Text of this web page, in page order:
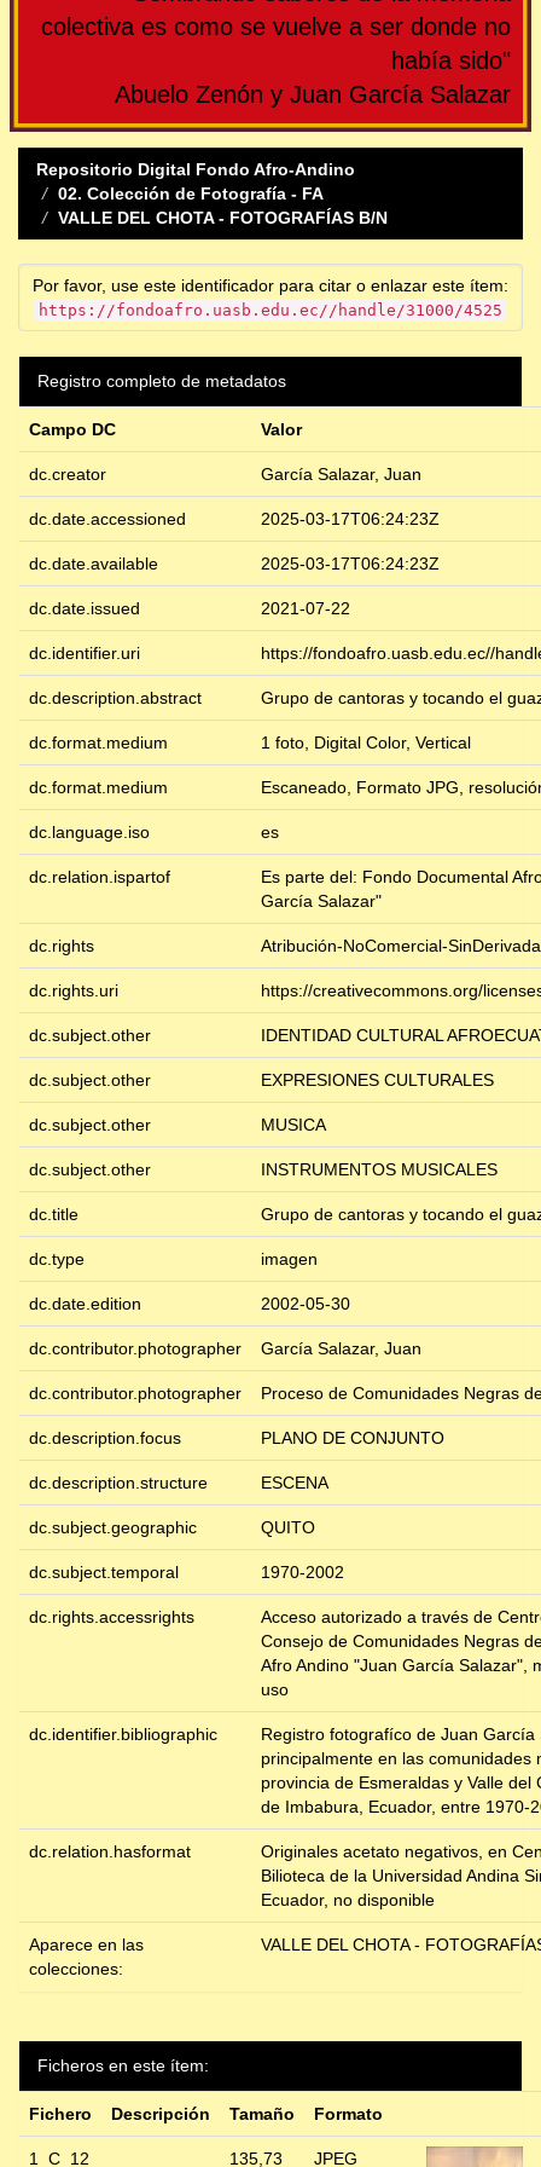
colectiva es como se vuelve a ser donde no
había sido"
Abuelo Zenón y Juan García Salazar
Repositorio Digital Fondo Afro-Andino
02. Colección de Fotografía - FA
VALLE DEL CHOTA - FOTOGRAFÍAS B/N
Por favor, use este identificador para citar o enlazar este ítem:
https://fondoafro.uasb.edu.ec//handle/31000/4525
Registro completo de metadatos
Campo DC Valor
dc.creator García Salazar, Juan
dc.date.accessioned 2025-03-17T06:24:23Z
dc.date.available 2025-03-17T06:24:23Z
dc.date.issued 2021-07-22
dc.identifier.uri https://fondoafro.uasb.edu.ec//
dc.description.abstract Grupo de cantoras y tocando el
dc.format.medium 1 foto, Digital Color, Vertical
dc.format.medium Escaneado, Formato JPG,
dc.language.iso es
dc.relation.ispartof
Es parte del: Fondo Documental
García Salazar"
dc.rights Atribución-NoComercial-
dc.rights.uri https://creativecommons.org/
dc.subject.other IDENTIDAD CULTURAL
dc.subject.other EXPRESIONES CULTURALES
dc.subject.other MUSICA
dc.subject.other INSTRUMENTOS MUSICALES
dc.title Grupo de cantoras y tocando el
dc.type imagen
dc.date.edition 2002-05-30
dc.contributor.photographer García Salazar, Juan
dc.contributor.photographer Proceso de Comunidades Negras
dc.description.focus PLANO DE CONJUNTO
dc.description.structure ESCENA
dc.subject.geographic QUITO
dc.subject.temporal 1970-2002
dc.rights.accessrights
Acceso autorizado a través de
Consejo de Comunidades Negras
Afro Andino "Juan García Salazar",
uso
dc.identifier.bibliographic
Registro fotografíco de Juan García
principalmente en las comunidades
provincia de Esmeraldas y Valle del
de Imbabura, Ecuador, entre 1970-
dc.relation.hasformat
Originales acetato negativos, en
Bilioteca de la Universidad Andina
Ecuador, no disponible
Aparece en las
colecciones:
VALLE DEL CHOTA -
Ficheros en este ítem:
Fichero Descripción Tamaño Formato
1_C_12 135,73 JPEG